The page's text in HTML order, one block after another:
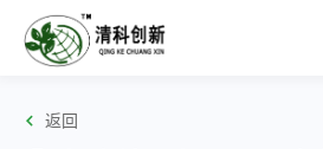
返回